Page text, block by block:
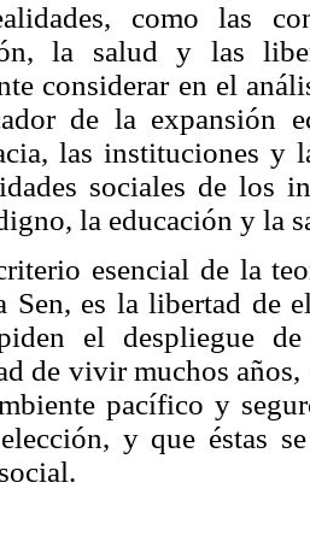
como las
la salud y las
considerar en el
de la expansión
las instituciones y
sociales de los
la educación y la
esencial de la
Sen, es la libertad de
el despliegue
de vivir muchos
pacífico y
y que éstas